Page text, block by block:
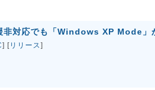
非対応でも「Windows XP Mode」
] [リリース]